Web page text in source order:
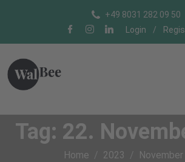
+49 8031 282 09 50
Login
/
Tag: 22.
Home 2023 November